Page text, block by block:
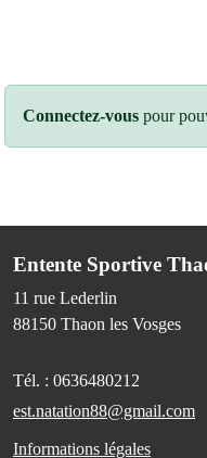
Connectez-vous pour
Entente Sportive
11 rue Lederlin
88150 Thaon les Vosges
Tél. : 0636480212
est.natation88@gmail.com
Informations légales